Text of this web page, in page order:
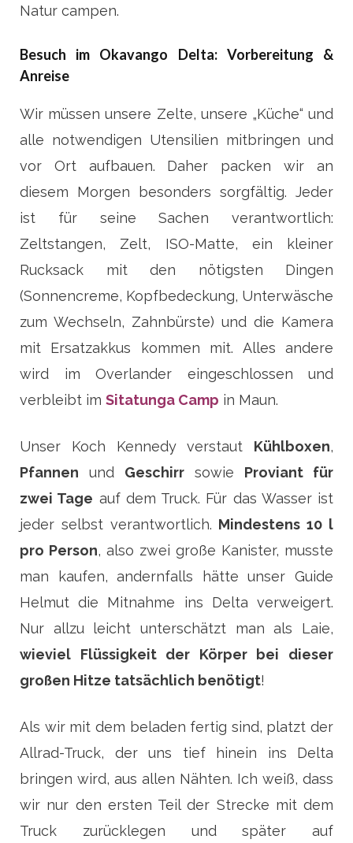
Natur campen.
Besuch im Okavango Delta: Vorbereitung &
Anreise
Wir müssen unsere Zelte, unsere „Küche“ und
alle notwendigen Utensilien mitbringen und
vor Ort aufbauen. Daher packen wir an
diesem Morgen besonders sorgfältig. Jeder
ist für seine Sachen verantwortlich:
Zeltstangen, Zelt, ISO-Matte, ein kleiner
Rucksack mit den nötigsten Dingen
(Sonnencreme, Kopfbedeckung, Unterwäsche
zum Wechseln, Zahnbürste) und die Kamera
mit Ersatzakkus kommen mit. Alles andere
wird im Overlander eingeschlossen und
verbleibt im Sitatunga Camp in Maun.
Unser Koch Kennedy verstaut Kühlboxen,
Pfannen und Geschirr sowie Proviant für
zwei Tage auf dem Truck. Für das Wasser ist
jeder selbst verantwortlich. Mindestens 10 l
pro Person, also zwei große Kanister, musste
man kaufen, andernfalls hätte unser Guide
Helmut die Mitnahme ins Delta verweigert.
Nur allzu leicht unterschätzt man als Laie,
wieviel Flüssigkeit der Körper bei dieser
großen Hitze tatsächlich benötigt!
Als wir mit dem beladen fertig sind, platzt der
Allrad-Truck, der uns tief hinein ins Delta
bringen wird, aus allen Nähten. Ich weiß, dass
wir nur den ersten Teil der Strecke mit dem
Truck zurücklegen und später auf